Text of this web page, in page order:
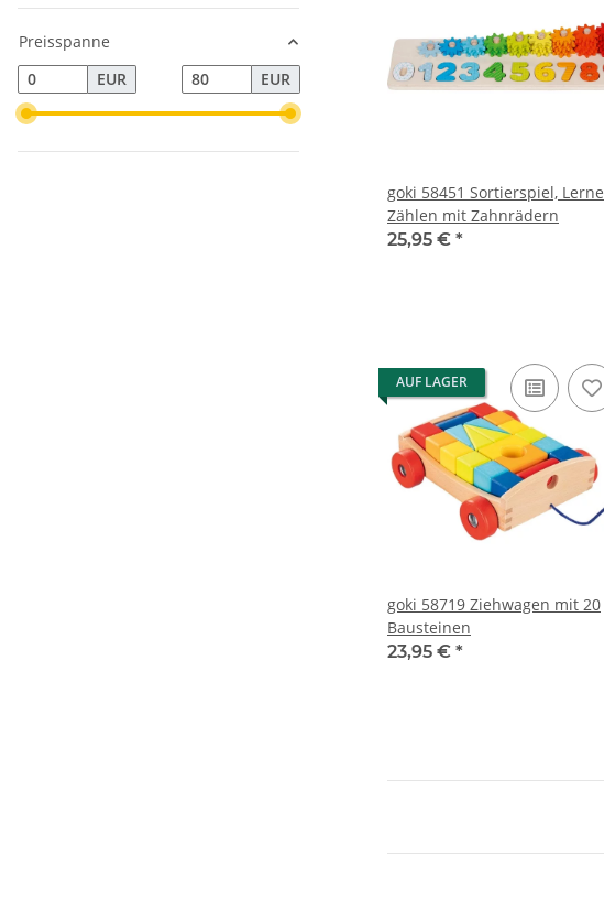
goki 58451 Sortierspiel, Lerne
Zählen mit Zahnrädern
25,95 € *
AUF LAGER
goki 58719 Ziehwagen mit 20
Bausteinen
23,95 € *
Preisspanne
EUR
EUR